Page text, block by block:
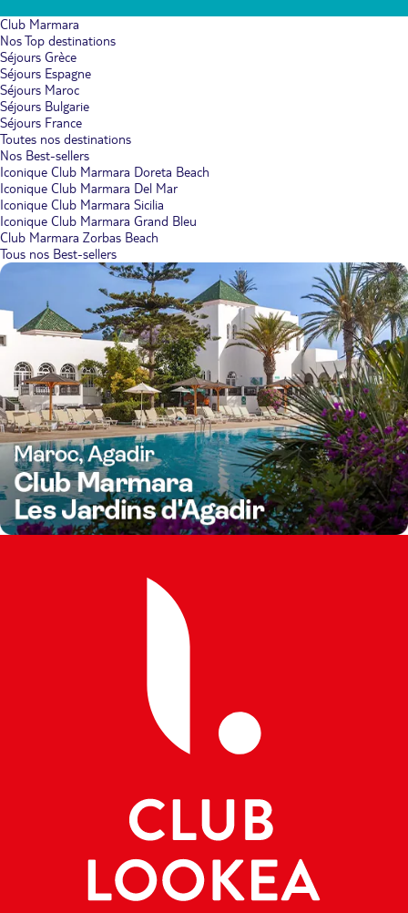
Club Marmara
Nos Top destinations
Séjours Grèce
Séjours Espagne
Séjours Maroc
Séjours Bulgarie
Séjours France
Toutes nos destinations
Nos Best-sellers
Iconique Club Marmara Doreta Beach
Iconique Club Marmara Del Mar
Iconique Club Marmara Sicilia
Iconique Club Marmara Grand Bleu
Club Marmara Zorbas Beach
Tous nos Best-sellers